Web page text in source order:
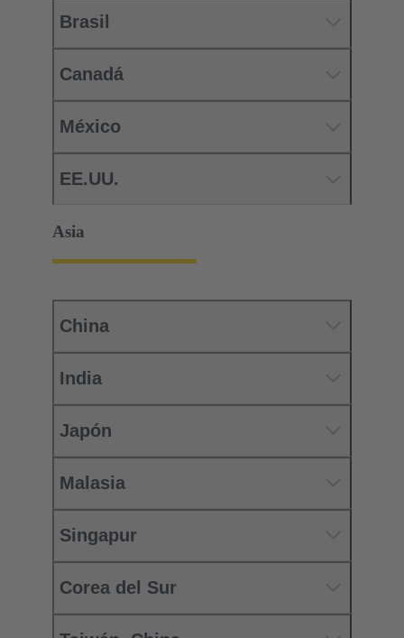
Brasil
Canadá
México
EE.UU.
Asia
China
India
Japón
Malasia
Singapur
Corea del Sur